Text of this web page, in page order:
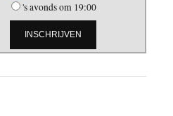
's avonds om 19:00